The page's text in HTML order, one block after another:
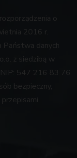
o
2016 r.
Państwa danych
z siedzibą w
547 216 83 76
bezpieczny,